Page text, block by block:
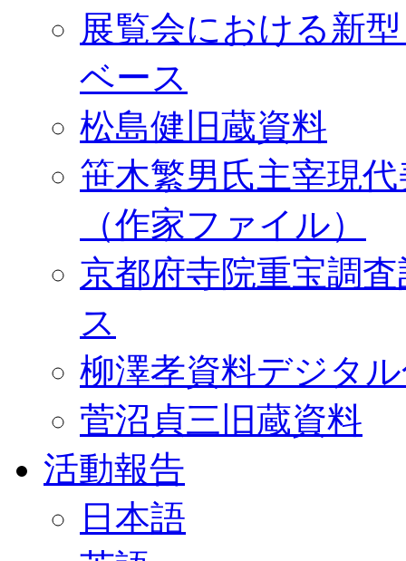
展覧会における新
ベース
松島健旧蔵資料
笹木繁男氏主宰現
（作家ファイル）
京都府寺院重宝調
ス
柳澤孝資料デジタ
菅沼貞三旧蔵資料
活動報告
日本語